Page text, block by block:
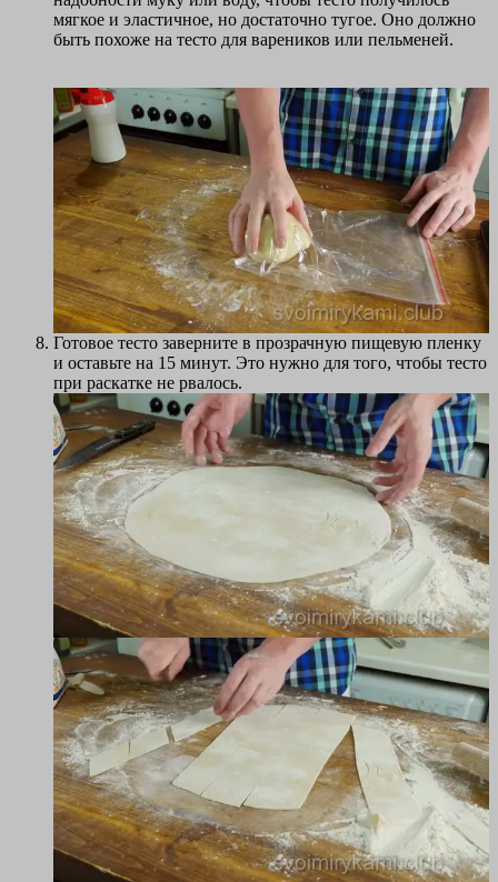
мягкое и эластичное, но достаточно тугое. Оно должно
быть похоже на тесто для вареников или пельменей.
Готовое тесто заверните в прозрачную пищевую пленку
и оставьте на 15 минут. Это нужно для того, чтобы тесто
при раскатке не рвалось.